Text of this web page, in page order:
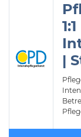
1:1
|